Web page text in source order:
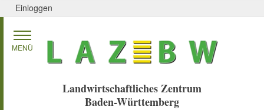
Zum Inhalt springen
Einloggen
Landwirtschaftliches Zentrum
Baden-Württemberg
MENÜ